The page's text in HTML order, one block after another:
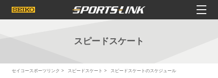
スピードスケート
セイコースポーツリンク スピードスケート スピードスケートのスケジュール